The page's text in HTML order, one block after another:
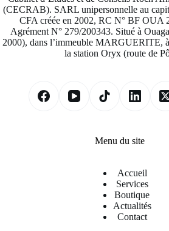
(CECRAB). SARL unipersonnelle au
CFA créée en 2002, RC N° BF OUA
Agrément N° 279/200343. Situé à
2000), dans l’immeuble MARGUERITE,
la station Oryx (route de
Menu du site
Accueil
Services
Boutique
Actualités
Contact